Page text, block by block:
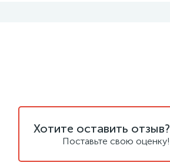
Хотите оставить отзыв?
Поставьте свою оценку!